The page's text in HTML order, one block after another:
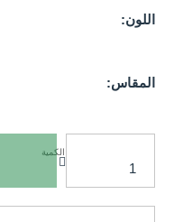
اللون:
المقاس:
الكمية